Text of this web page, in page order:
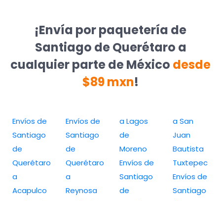
¡Envía por paquetería de
Santiago de Querétaro a
cualquier parte de México desde
$89 mxn!
Envíos de
Santiago
de
Querétaro
a
Acapulco
Envíos de
Santiago
de
Querétaro
a
Reynosa
a Lagos
de
Moreno
Envíos de
Santiago
de
a San
Juan
Bautista
Tuxtepec
Envíos de
Santiago